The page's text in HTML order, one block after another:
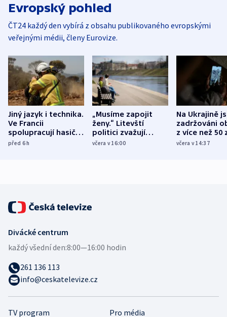
Evropský pohled
ČT24 každý den vybírá z obsahu publikovaného evropskými
veřejnými médii, členy Eurovize.
Jiný jazyk i technika.
Ve Francii
spolupracují hasiči z
různých zemí
před 6h
„Musíme zapojit
ženy.“ Litevští
politici zvažují
dohodu o
včera v 16:00
Na Ukrajině
zadržováni
z více než 50
Bojovali na
včera v 14:37
TV program Pro média
Divácké centrum
každý všední den:8:00—16:00 hodin
261 136 113
info@ceskatelevize.cz